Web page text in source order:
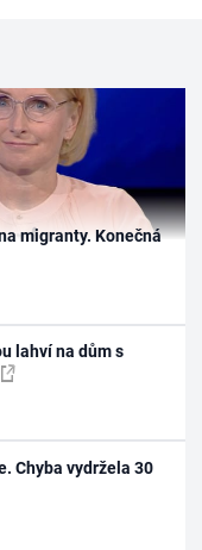
migranty. Konečná
lahví na dům s
Chyba vydržela 30